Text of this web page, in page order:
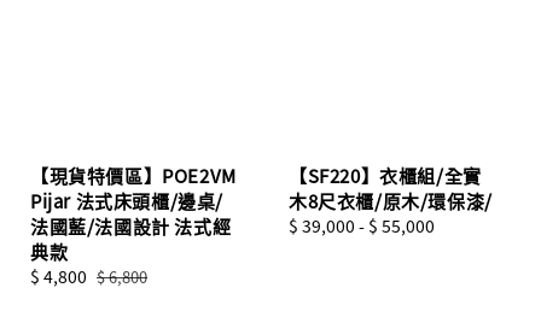
【現貨特價區】POE2VM
Pijar 法式床頭櫃/邊桌/
法國藍/法國設計 法式經
典款
Sale
$ 4,800 Regular
$ 6,800
【SF220】衣櫃組/全實
木8尺衣櫃/原木/環保漆/
Regular
$ 39,000 - $ 55,000